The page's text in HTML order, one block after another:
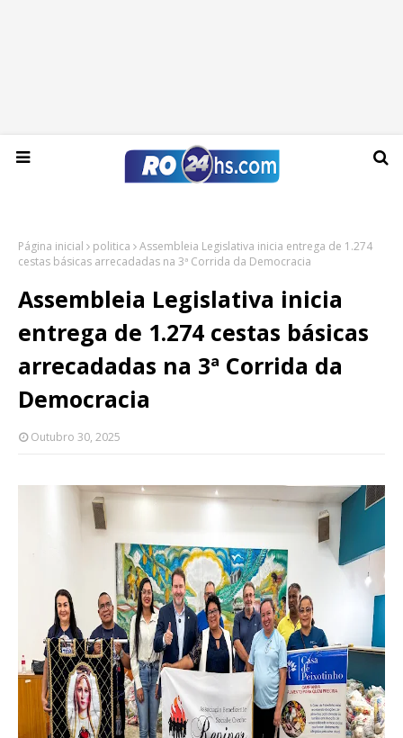
Sábado, 08 de agosto de 2026
Página inicial politica
Assembleia Legislativa inicia entrega de 1.274
cestas básicas arrecadadas na 3ª Corrida da Democracia
Assembleia Legislativa inicia
entrega de 1.274 cestas básicas
arrecadadas na 3ª Corrida da
Democracia
Outubro 30, 2025